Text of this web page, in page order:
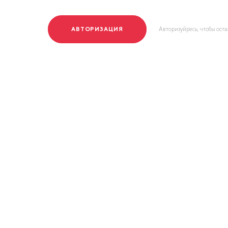
АВТОРИЗАЦИЯ Авторизуйресь, чтобы